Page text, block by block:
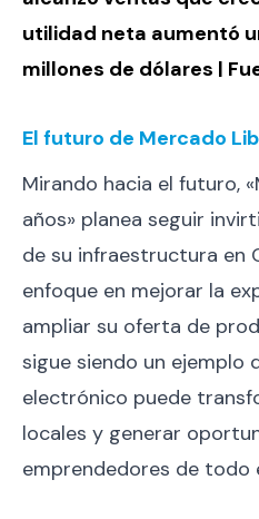
utilidad neta aumentó
millones de dólares |
El futuro de Mercado
Mirando hacia el futuro,
años» planea seguir
de su infraestructura en
enfoque en mejorar la
ampliar su oferta de
sigue siendo un ejemplo
electrónico puede
locales y generar
emprendedores de todo